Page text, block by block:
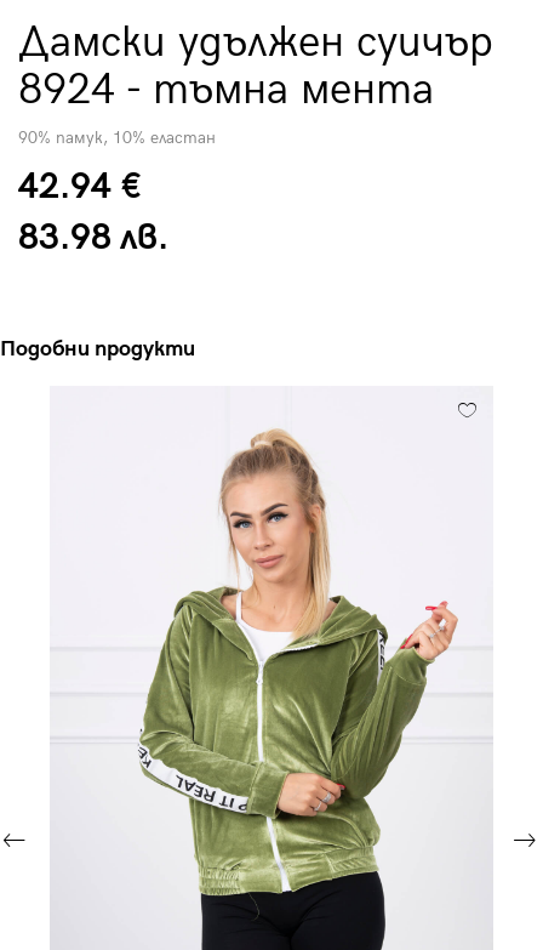
Дамски удължен суичър
8924 - тъмна мента
90% памук, 10% еластан
42.94 €
83.98 лв.
Подобни продукти